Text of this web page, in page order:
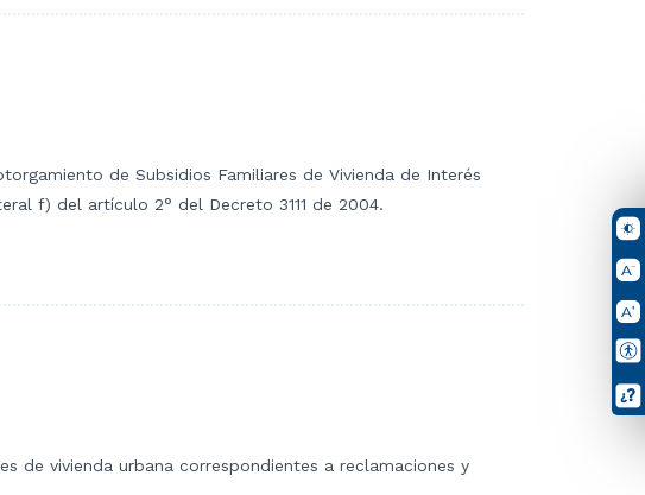
de Subsidios Familiares de Vivienda de Interés
f) del artículo 2° del Decreto 3111 de 2004.
de vivienda urbana correspondientes a reclamaciones y